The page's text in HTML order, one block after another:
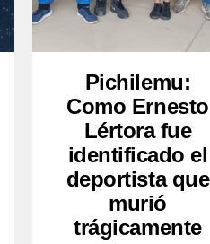
Pichilemu:
Como Ernesto
Lértora fue
identificado el
deportista que
murió
trágicamente